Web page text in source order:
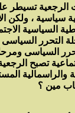
الرجعية تسيطر
سياسية ، ولكن
التحرر
السياسى